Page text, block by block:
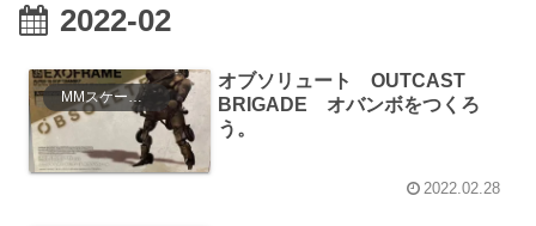
2022-02
MMスケールモデル
オブソリュート OUTCAST
BRIGADE オバンボをつくろ
う。
2022.02.28